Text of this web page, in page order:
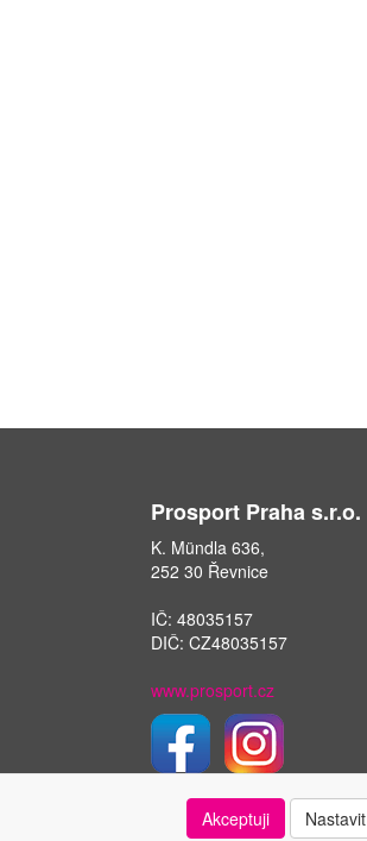
Prosport Praha s.r.o.
K. Mündla 636,
252 30 Řevnice
IČ: 48035157
DIČ: CZ48035157
www.prosport.cz
Akceptuji Nastavit